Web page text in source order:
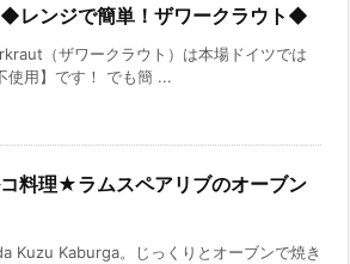
レンジで簡単！ザワークラウト◆
（ザワークラウト）は本場ドイツでは
使用】です！ でも簡 ...
コ料理★ラムスペアリブのオーブン
Kuzu Kaburga。じっくりとオーブンで焼き